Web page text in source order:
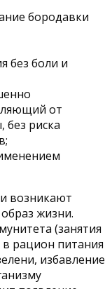
бородавки
без боли и
от
без риска
возникают
жизни.
(занятия
рацион питания
избавление